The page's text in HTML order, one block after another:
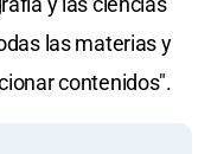
las materias y
contenidos".